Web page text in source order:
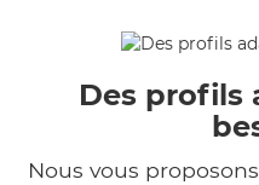
Des profils
Nous vous